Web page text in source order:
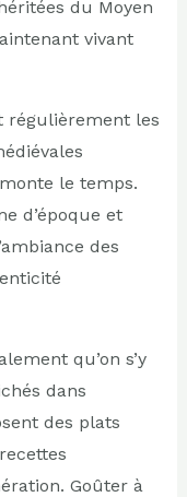
du Moyen
vivant
régulièrement les
le temps.
d’époque et
des
qu’on s’y
dans
des plats
Goûter à